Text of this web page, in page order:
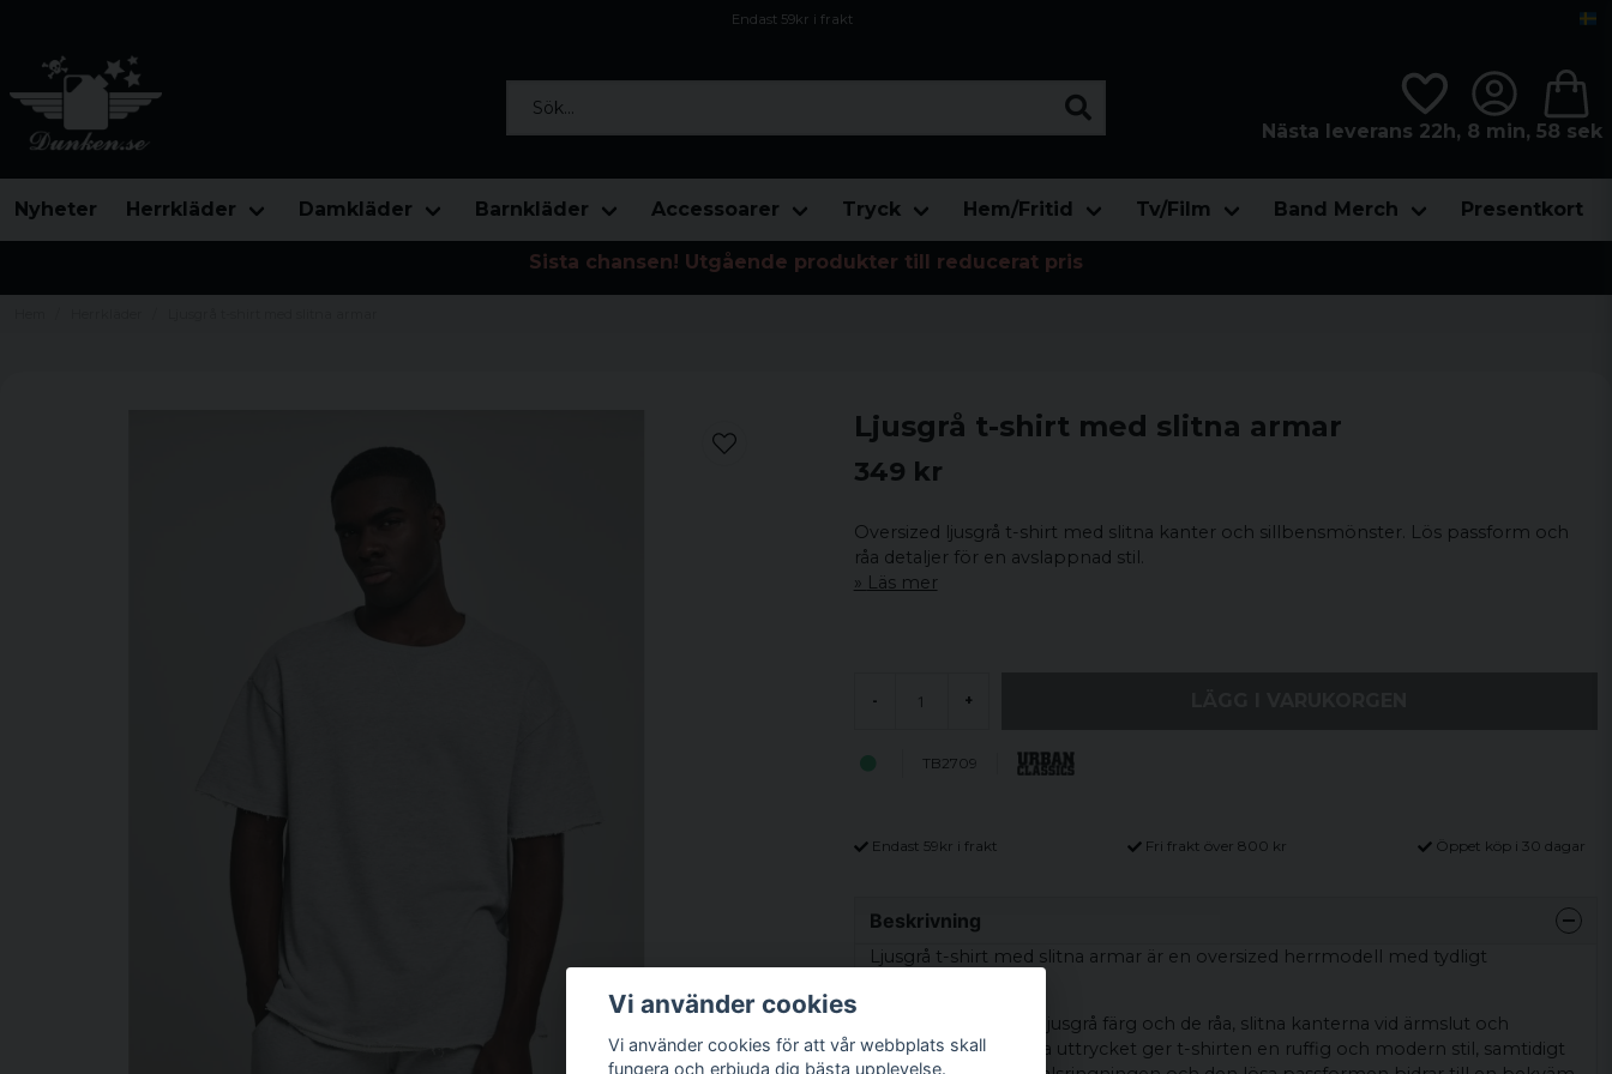
Endast 59kr i frakt
Nästa leverans 22h, 8 min, 57 sek
Nyheter Herrkläder Damkläder Barnkläder Accessoarer Tryck Hem/Fritid Tv/Film Band Merch Presentkort
Sista chansen! Utgående produkter till reducerat pris
Ljusgrå t-shirt med slitna armar
349 kr
Oversized ljusgrå t-shirt med slitna kanter och sillbensmönster. Lös passform och
råa detaljer för en avslappnad stil.
Läs mer
- +
TB2709
Endast 59kr i frakt Fri frakt över 800 kr Öppet köp i 30 dagar
Beskrivning
Ljusgrå t-shirt med slitna armar är en oversized herrmodell med tydligt
Den utmärks av sin ljusgrå färg och de råa, slitna kanterna vid ärmslut och
nederkant. Det slitna uttrycket ger t-shirten en ruffig och modern stil, samtidigt
Vi använder cookies
Vi använder cookies för att vår webbplats skall
fungera och erbjuda dig bästa upplevelse.